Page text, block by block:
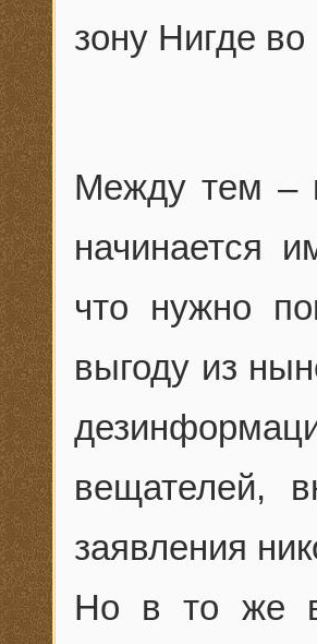
зону Нигде
Между тем –
начинается
что нужно
выгоду из
вещателей,
заявления
Но в то же